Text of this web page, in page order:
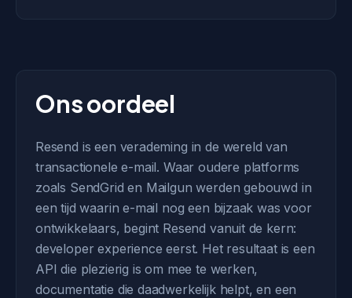
Ons oordeel
Resend is een verademing in de wereld van
transactionele e-mail. Waar oudere platforms
zoals SendGrid en Mailgun werden gebouwd in
een tijd waarin e-mail nog een bijzaak was voor
ontwikkelaars, begint Resend vanuit de kern:
developer experience eerst. Het resultaat is een
API die plezierig is om mee te werken,
documentatie die daadwerkelijk helpt, en een